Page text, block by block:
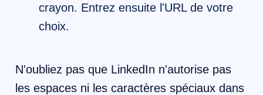
crayon. Entrez ensuite l'URL de votre
choix.
N'oubliez pas que LinkedIn n'autorise pas
les espaces ni les caractères spéciaux dans